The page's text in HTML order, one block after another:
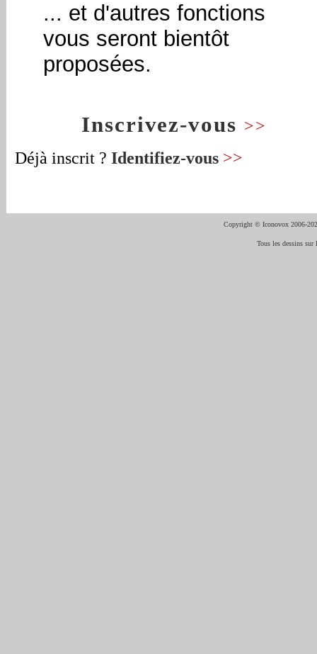
... et d'autres fonctions
vous seront bientôt
proposées.
Inscrivez-vous >>
Déjà inscrit ? Identifiez-vous >>
Copyright © Iconovox 2006-
Tous les dessins